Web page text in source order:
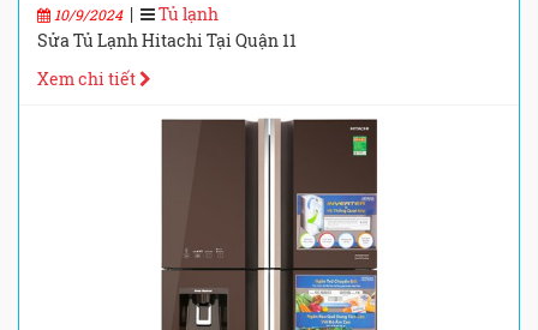
10/9/2024|
Tủ lạnh
Sửa Tủ Lạnh Hitachi Tại Quận 11
Xem chi tiết